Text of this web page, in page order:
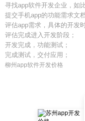
寻找app软件开发企业，如
提交手机app的功能需求文
评估app需求，具体的开发
评估完成进入开发阶段；
开发完成，功能测试；
完成测试，交付应用；
柳州app软件开发价格